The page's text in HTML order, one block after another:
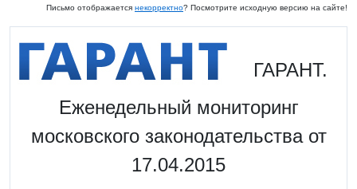
Письмо отображается некорректно? Посмотрите исходную версию на сайте!
ГАРАНТ.
Еженедельный мониторинг
московского законодательства от
17.04.2015